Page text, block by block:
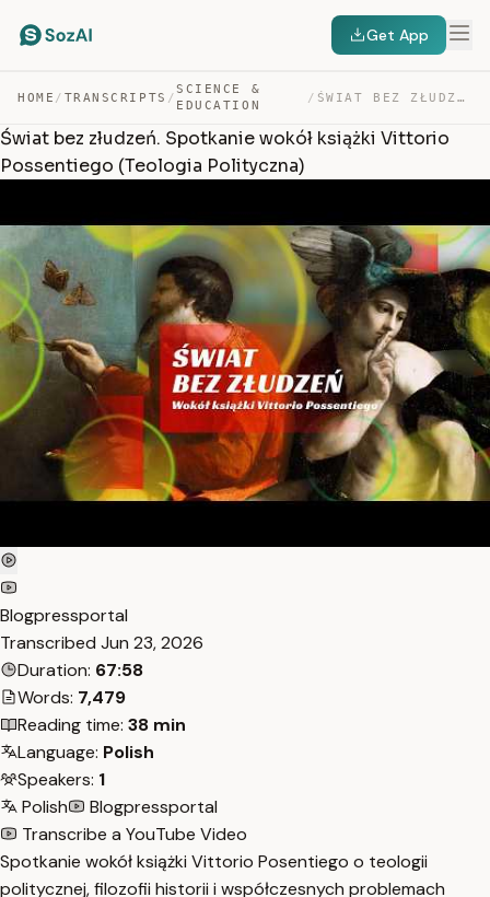
Get App
HOME / TRANSCRIPTS /
SCIENCE &
EDUCATION
/ ŚWIAT BEZ ZŁUDZEŃ. SPOTKANIE WOKÓŁ KSIĄŻKI VITTORIO POS… — TRANSCRIPT
Świat bez złudzeń. Spotkanie wokół książki Vittorio
Possentiego (Teologia Polityczna)
Blogpressportal
Transcribed Jun 23, 2026
Duration: 67:58
Words: 7,479
Reading time: 38 min
Language: Polish
Speakers: 1
Polish
Blogpressportal
Transcribe a YouTube Video
Spotkanie wokół książki Vittorio Posentiego o teologii
politycznej, filozofii historii i współczesnych problemach